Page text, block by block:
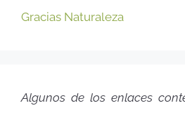
Gracias Naturaleza
Algunos de los enlaces